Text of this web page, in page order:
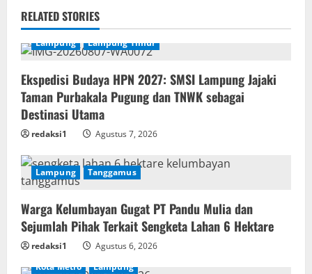
RELATED STORIES
Lampung Lampung Timur
Ekspedisi Budaya HPN 2027: SMSI Lampung Jajaki
Taman Purbakala Pugung dan TNWK sebagai
Destinasi Utama
redaksi1 Agustus 7, 2026
Lampung Tanggamus
Warga Kelumbayan Gugat PT Pandu Mulia dan
Sejumlah Pihak Terkait Sengketa Lahan 6 Hektare
redaksi1
Agustus 6, 2026
Kota Metro
Lampung